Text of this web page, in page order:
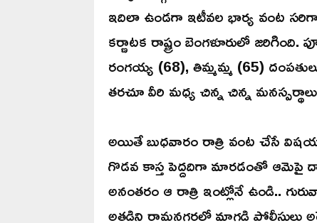
ఇదిలా ఉండగా ఇటీవల భార్య వంట
కర్ణాటక రాష్ట్రం బెంగళూరులో
రంగయ్య (68), తిమ్మమ్మ (65)
తరచూ వీరి మధ్య చిన్న చిన్న
అయితే బుధవారం రాత్రి వంట చేసే
గొడవ కాస్త పెద్దదిగా మారడంతో ఆమెపై
అనంతరం ఆ రాత్రి ఇంట్లోనే ఉండి..
అతడిని రామనగరలో మాగడి పోలీసులు